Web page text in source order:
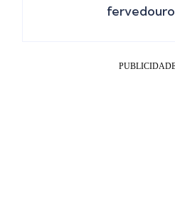
fervedouro